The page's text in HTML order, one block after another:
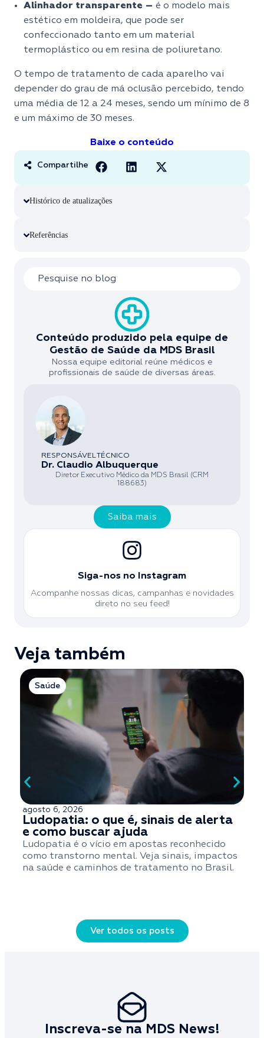
Alinhador transparente – é o modelo mais
estético em moldeira, que pode ser
confeccionado tanto em um material
termoplástico ou em resina de poliuretano.
O tempo de tratamento de cada aparelho vai
depender do grau de má oclusão percebido, tendo
uma média de 12 a 24 meses, sendo um mínimo de 8
e um máximo de 30 meses.
Baixe o conteúdo
Compartilhe
Histórico de atualizações
Referências
Conteúdo produzido pela equipe de
Gestão de Saúde da MDS Brasil
Nossa equipe editorial reúne médicos e
profissionais de saúde de diversas áreas.
RESPONSÁVEL TÉCNICO
Dr. Claudio Albuquerque
Diretor Executivo Médico da MDS Brasil (CRM
188683)
Saiba mais
Siga-nos no Instagram
Acompanhe nossas dicas, campanhas e novidades
direto no seu feed!
Veja também
Saúde
agosto 6, 2026
Ludopatia: o que é, sinais de alerta
e como buscar ajuda
Ludopatia é o vício em apostas reconhecido
como transtorno mental. Veja sinais, impactos
na saúde e caminhos de tratamento no Brasil.
Ver todos os posts
Inscreva-se na MDS News!